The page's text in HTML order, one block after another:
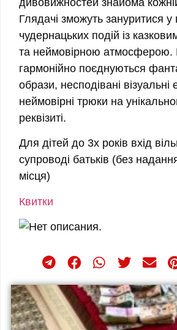
Глядачі зможуть зануритися у
чудернацьких подій із
та неймовірною атмосферою.
гармонійно поєднуються
образи, несподівані візуальні
неймовірні трюки на
реквізиті.
Для дітей до 3х років вхід
супроводі батьків (без
місця)
Квитки